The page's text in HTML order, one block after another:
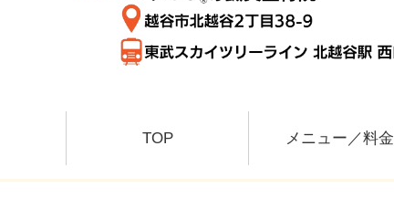
TOP メニュー／料金